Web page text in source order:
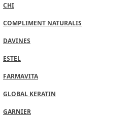
CHI
COMPLIMENT NATURALIS
DAVINES
ESTEL
FARMAVITA
GLOBAL KERATIN
GARNIER